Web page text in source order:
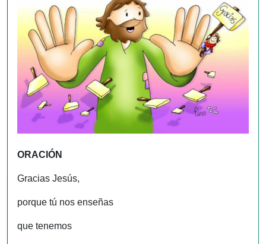
ORACIÓN
Gracias Jesús,
porque tú nos enseñas
que tenemos